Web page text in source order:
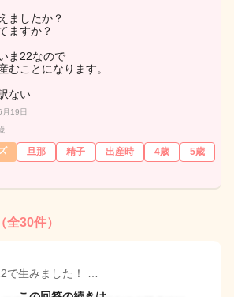
ましたか？
ますか？
ま22なので
むことになります。
ない
19日
旦那 精子 出産時 4歳
5歳
（全30件）
で生みました！ …